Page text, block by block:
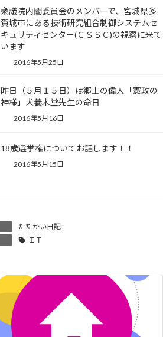
衆議院内閣委員会のメンバーで、宮城県多
賀城市にある技術研究組合制御システムセ
キュリティセンター(ＣＳＳＣ)の視察に来て
います
2016年5月25日
昨日（５月１５日）は郷土の偉人「憲政の
神様」犬養木堂先生の命日
2016年5月16日
18歳選挙権についてお話します！！
2016年5月15日
たたかい日記
ＩＴ